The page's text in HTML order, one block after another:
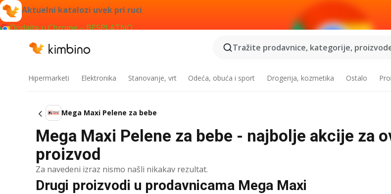
Aktuelni katalozi uvek pri ruci
Dodajte u Chrome – BESPLATNO
Tražite prodavnice, kategorije,
Hipermarketi Elektronika Stanovanje, vrt Odeća, obuća i sport Drogerija, kozmetika Ostalo
Mega Maxi Pelene za bebe
Mega Maxi Pelene za bebe - najbolje akcije za
proizvod
Za navedeni izraz nismo našli nikakav rezultat.
Drugi proizvodi u prodavnicama Mega Maxi